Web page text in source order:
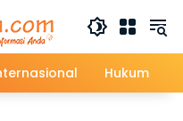
Hukum